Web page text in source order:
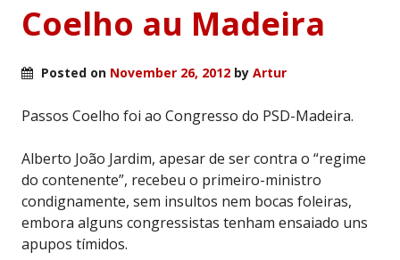
Coelho au Madeira
Posted on November 26, 2012 by Artur
Passos Coelho foi ao Congresso do PSD-Madeira.
Alberto João Jardim, apesar de ser contra o “regime
do contenente”, recebeu o primeiro-ministro
condignamente, sem insultos nem bocas foleiras,
embora alguns congressistas tenham ensaiado uns
apupos tímidos.